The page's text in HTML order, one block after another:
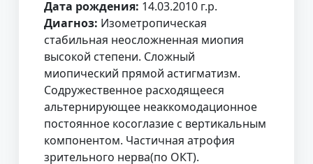
Дата рождения: 14.03.2010 г.р.
Диагноз: Изометропическая
стабильная неосложненная миопия
высокой степени. Сложный
миопический прямой астигматизм.
Содружественное расходящееся
альтернирующее неаккомодационное
постоянное косоглазие с вертикальным
компонентом. Частичная атрофия
зрительного нерва(по ОКТ).